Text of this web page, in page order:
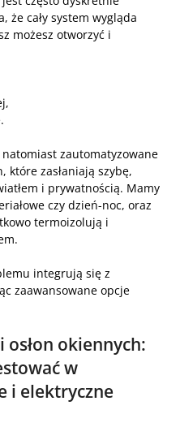
że cały system wygląda
możesz otworzyć i
zautomatyzowane
które zasłaniają szybę,
i prywatnością. Mamy
czy dzień-noc, oraz
termoizolują i
integrują się z
zaawansowane opcje
okiennych:
w
i elektryczne